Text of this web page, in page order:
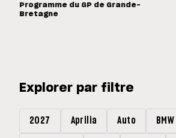
Programme du GP de Grande-
Bretagne
Explorer par filtre
2027 Aprilia Auto BMW